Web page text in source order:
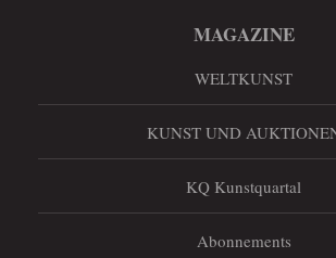
MAGAZINE
WELTKUNST
KUNST UND
KQ Kunstquartal
Abonnements